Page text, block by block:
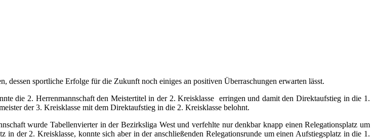
sportliche Erfolge für die Zukunft noch einiges an positiven Überraschungen erwarten lässt.
die 2. Herrenmannschaft den Meistertitel in der 2. Kreisklasse erringen und damit den Direktaufstieg in die 1.
der 3. Kreisklasse mit dem Direktaufstieg in die 2. Kreisklasse belohnt.
wurde Tabellenvierter in der Bezirksliga West und verfehlte nur denkbar knapp einen Relegationsplatz um
der 2. Kreisklasse, konnte sich aber in der anschließenden Relegationsrunde um einen Aufstiegsplatz in die 1.